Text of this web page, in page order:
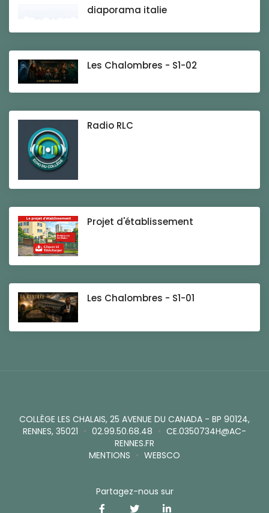
diaporama italie
Les Chalombres - S1-02
Radio RLC
Projet d'établissement
Les Chalombres - S1-01
COLLÈGE LES CHALAIS, 25 AVENUE DU CANADA - BP 90124,
RENNES, 35021 • 02.99.50.68.48 • CE.0350734H@AC-
RENNES.FR
MENTIONS • WEBSCO
Partagez-nous sur